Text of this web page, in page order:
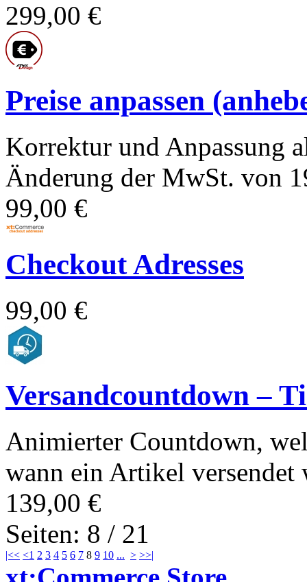
299,00 €
Preise anpassen
Korrektur und Anpassung
Änderung der MwSt. von
99,00 €
Checkout Adresses
99,00 €
Versandcountdown –
Animierter Countdown,
wann ein Artikel versendet
139,00 €
Seiten: 8 / 21
|<< <1 2 3 4 5 6 7 8 9 10 ... > >>|